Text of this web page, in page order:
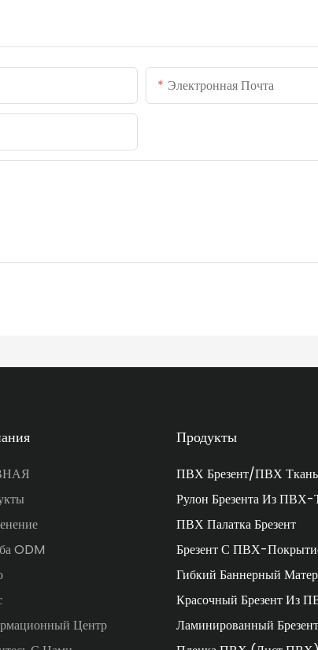
Электронная Почта
ODM
Центр
Продукты
ПВХ Брезент/ПВХ Ткань
Рулон Брезента Из ПВХ-
ПВХ Палатка Брезент
Брезент С ПВХ-
Гибкий Баннерный
Красочный Брезент Из
Ламинированный